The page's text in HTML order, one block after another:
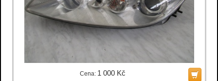
Cena: 1 000 Kč